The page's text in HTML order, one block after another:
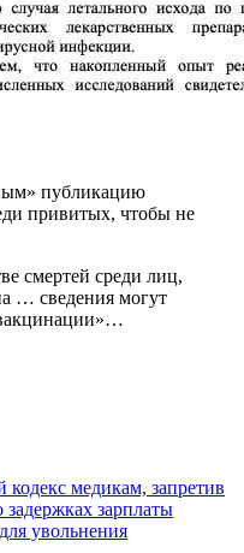
публикацию
привитых, чтобы не
смертей среди лиц,
… сведения могут
медикам, запретив
зарплаты
увольнения